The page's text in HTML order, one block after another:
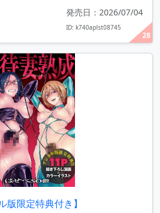
28
発売日：2026/07/04
ID: k740aplst08745
限定特典付き】